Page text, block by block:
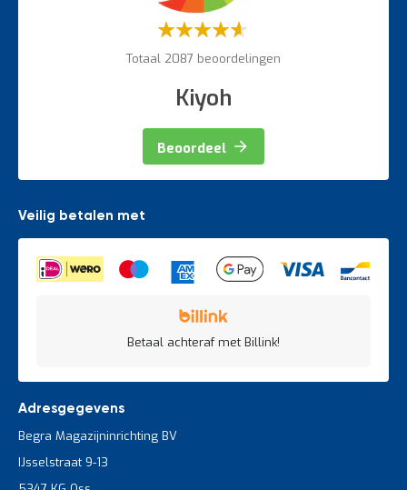
Waardering:
Totaal 2087 beoordelingen
Kiyoh
Beoordeel
Veilig betalen met
Betaal achteraf met Billink!
Adresgegevens
Begra Magazijninrichting BV
IJsselstraat 9-13